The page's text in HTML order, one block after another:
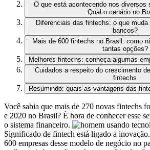
O que está acontecendo nos diversos
Qual o cenário no
Diferenciais das fintechs: o que
bancos?
Mais de 600 fintechs no Brasil: como
tantas opções?
Melhores fintechs: conheça algumas
Cuidados a respeito do crescimento
fintechs
Resumindo: quais as vantagens das
Você sabia que mais de 270 novas fintechs
e 2020 no Brasil? É hora de conhecer esse
o sistema financeiro.
Significado de fintech está ligado a
600 empresas desse modelo de negócio no